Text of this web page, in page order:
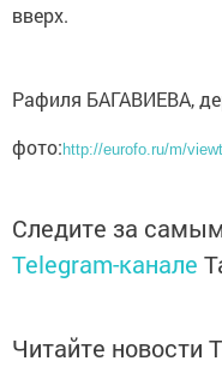
вверх.
Рафиля БАГАВИЕВА,
фото: http://eurofo.ru/m/
Следите за
Telegram-канале
Читайте новости